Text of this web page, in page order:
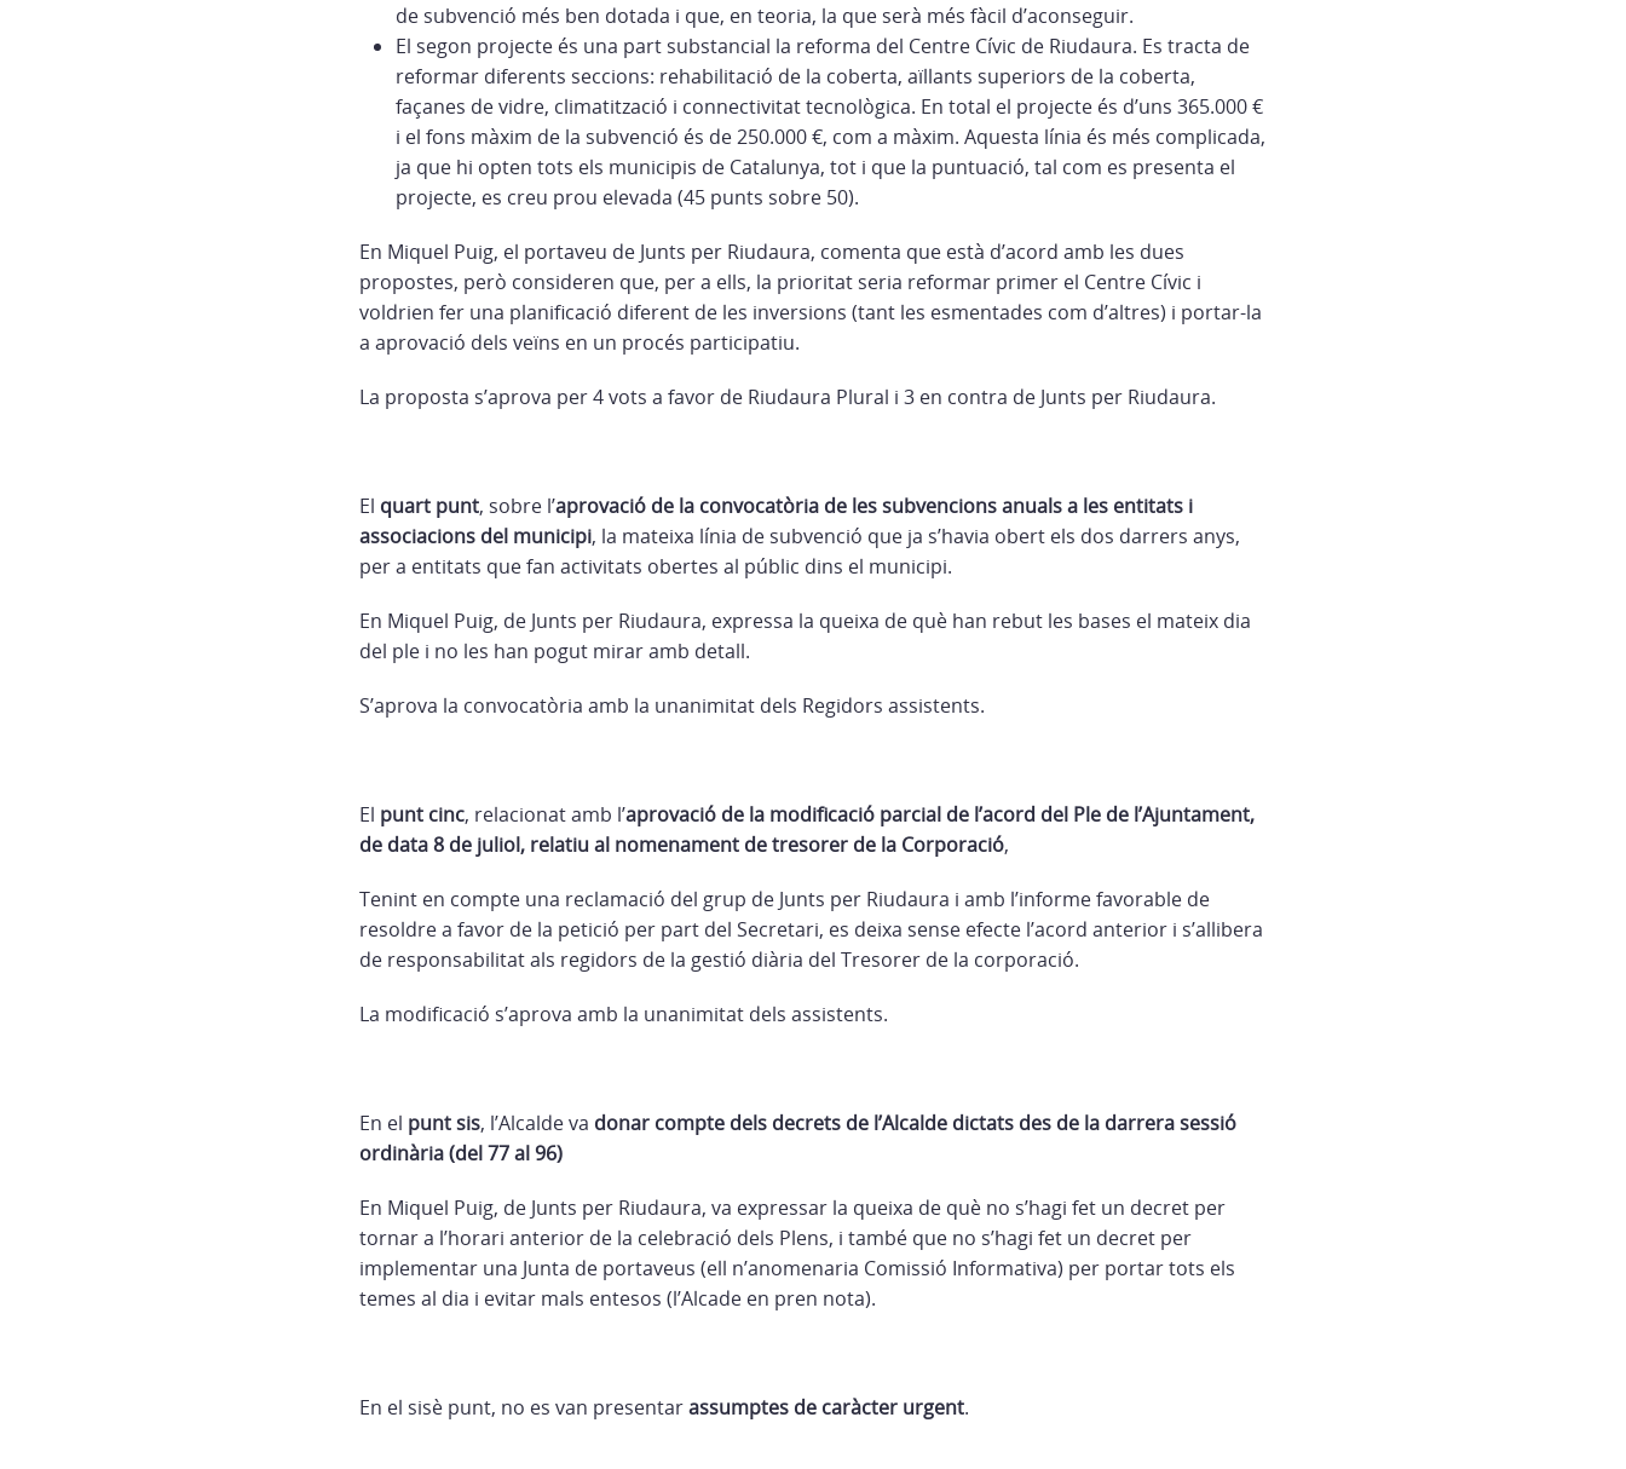
de subvenció més ben dotada i que, en teoria, la que serà més fàcil d’aconseguir.
El segon projecte és una part substancial la reforma del Centre Cívic de Riudaura. Es tracta de
reformar diferents seccions: rehabilitació de la coberta, aïllants superiors de la coberta,
façanes de vidre, climatització i connectivitat tecnològica. En total el projecte és d’uns 365.000 €
i el fons màxim de la subvenció és de 250.000 €, com a màxim. Aquesta línia és més complicada,
ja que hi opten tots els municipis de Catalunya, tot i que la puntuació, tal com es presenta el
projecte, es creu prou elevada (45 punts sobre 50).
En Miquel Puig, el portaveu de Junts per Riudaura, comenta que està d’acord amb les dues
propostes, però consideren que, per a ells, la prioritat seria reformar primer el Centre Cívic i
voldrien fer una planificació diferent de les inversions (tant les esmentades com d’altres) i portar-la
a aprovació dels veïns en un procés participatiu.
La proposta s’aprova per 4 vots a favor de Riudaura Plural i 3 en contra de Junts per Riudaura.
El quart punt, sobre l’aprovació de la convocatòria de les subvencions anuals a les entitats i
associacions del municipi, la mateixa línia de subvenció que ja s’havia obert els dos darrers anys,
per a entitats que fan activitats obertes al públic dins el municipi.
En Miquel Puig, de Junts per Riudaura, expressa la queixa de què han rebut les bases el mateix dia
del ple i no les han pogut mirar amb detall.
S’aprova la convocatòria amb la unanimitat dels Regidors assistents.
El punt cinc, relacionat amb l’aprovació de la modificació parcial de l’acord del Ple de l’Ajuntament,
de data 8 de juliol, relatiu al nomenament de tresorer de la Corporació,
Tenint en compte una reclamació del grup de Junts per Riudaura i amb l’informe favorable de
resoldre a favor de la petició per part del Secretari, es deixa sense efecte l’acord anterior i s’allibera
de responsabilitat als regidors de la gestió diària del Tresorer de la corporació.
La modificació s’aprova amb la unanimitat dels assistents.
En el punt sis, l’Alcalde va donar compte dels decrets de l’Alcalde dictats des de la darrera sessió
ordinària (del 77 al 96)
En Miquel Puig, de Junts per Riudaura, va expressar la queixa de què no s’hagi fet un decret per
tornar a l’horari anterior de la celebració dels Plens, i també que no s’hagi fet un decret per
implementar una Junta de portaveus (ell n’anomenaria Comissió Informativa) per portar tots els
temes al dia i evitar mals entesos (l’Alcade en pren nota).
En el sisè punt, no es van presentarassumptes de caràcter urgent.